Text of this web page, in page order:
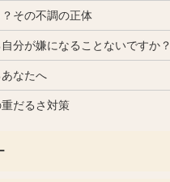
その不調の正体
分が嫌になることないですか？
なたへ
だるさ対策